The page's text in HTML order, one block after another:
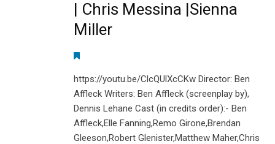
| Chris Messina |Sienna
Miller
https://youtu.be/ClcQUlXcCKw Director: Ben
Affleck Writers: Ben Affleck (screenplay by),
Dennis Lehane Cast (in credits order):- Ben
Affleck,Elle Fanning,Remo Girone,Brendan
Gleeson,Robert Glenister,Matthew Maher,Chris